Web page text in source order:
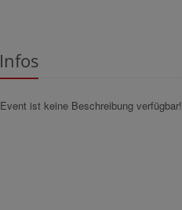
ist keine Beschreibung verfügbar!